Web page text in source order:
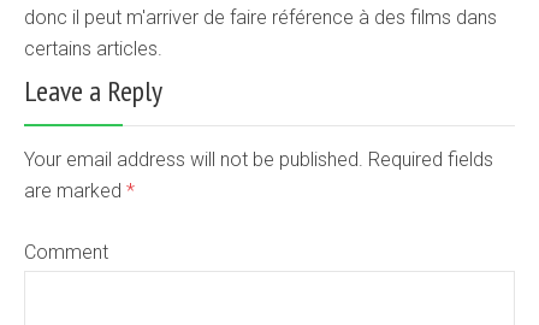
donc il peut m'arriver de faire référence à des films dans
certains articles.
Leave a Reply
Your email address will not be published. Required fields
are marked *
Comment